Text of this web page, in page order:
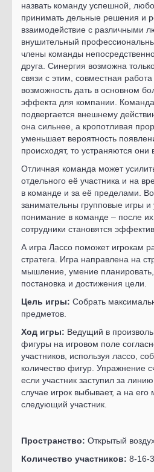
назвать команду успешной,
принимать дельные решения и
взаимодействие с различными
внушительный
члены команды
друга. Синергия возможна
связи с этим, совместная
возможность дать в основном
эффекта для компании.
подвергается внешнему
она сильнее, а кропотливая
уменьшает вероятность
происходят, то устраняются они
Отличная команда может
отдельного её участника и на
в команде и за её пределами.
занимательны групповые игры
понимание в команде – после
сотрудники становятся
А игра Лассо поможет игрокам
стратега. Игра направлена на
мышление, умение планировать,
постановка и достижения цели.
Цель игры: Собрать
предметов.
Ход игры: Ведущий в
фигуры на игровом поле
участников, используя лассо,
количество фигур. Упражнение
если участник заступил за
случае игрок выбывает, а на его
следующий участник.
Пространство: Открытый
Количество участников: 8-16-